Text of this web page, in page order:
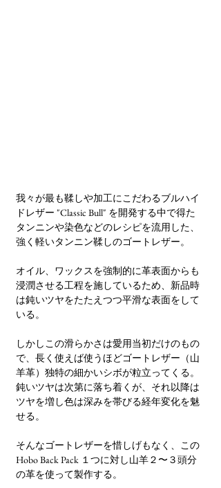
我々が最も鞣しや加工にこだわるブルハイ
ドレザー "Classic Bull" を開発する中で得た
タンニンや染色などのレシピを流用した、
強く軽いタンニン鞣しのゴートレザー。
オイル、ワックスを強制的に革表面からも
浸潤させる工程を施しているため、新品時
は鈍いツヤをたたえつつ平滑な表面をして
いる。
しかしこの滑らかさは愛用当初だけのもの
で、長く使えば使うほどゴートレザー（山
羊革）独特の細かいシボが粒立ってくる。
鈍いツヤは次第に落ち着くが、それ以降は
ツヤを増し色は深みを帯びる経年変化を魅
せる。
そんなゴートレザーを惜しげもなく、この
Hobo Back Pack １つに対し山羊２〜３頭分
の革を使って製作する。